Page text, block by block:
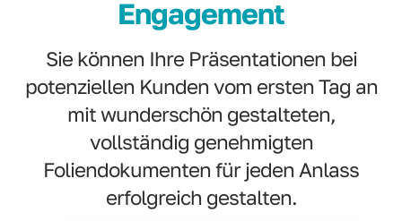
Engagement
Sie können Ihre Präsentationen bei
potenziellen Kunden vom ersten Tag an
mit wunderschön gestalteten,
vollständig genehmigten
Foliendokumenten für jeden Anlass
erfolgreich gestalten.